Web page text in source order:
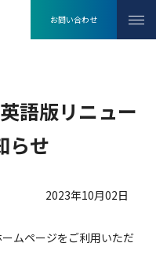
イト英語版
お知らせ
語版リニュー
らせ
2023年10月02日
ムページをご利用いただ
お問い合わせ